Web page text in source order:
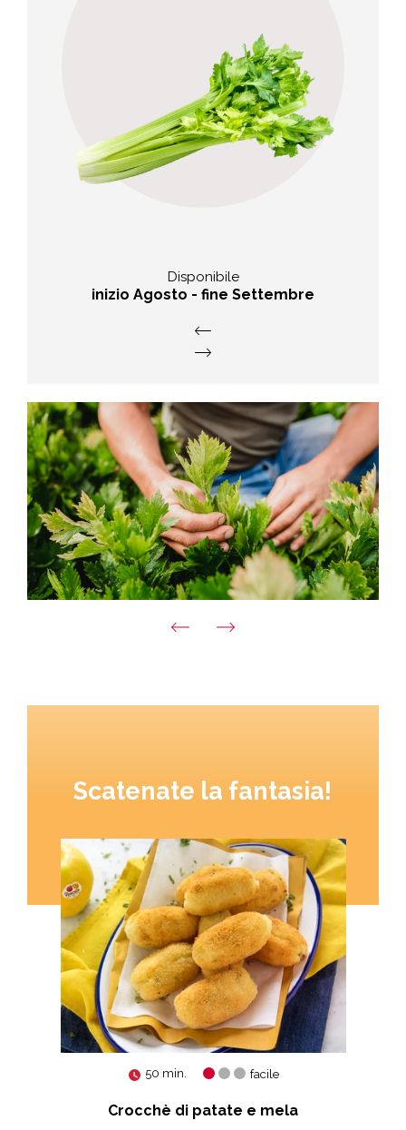
Disponibile
inizio Agosto - fine Settembre
Sapore
Delicato e aromatico con una
leggera nota di frutta secca
Scatenate la fantasia!
50 min. facile
Crocchè di patate e mela